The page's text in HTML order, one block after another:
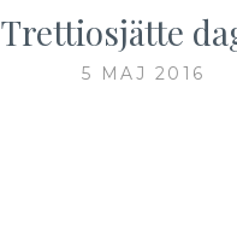
Trettiosjätte
5 MAJ 2016